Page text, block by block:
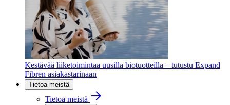
Kestävää liiketoimintaa uusilla biotuotteilla – tutustu Expand
Fibren asiakastarinaan
Tietoa meistä
Tietoa meistä